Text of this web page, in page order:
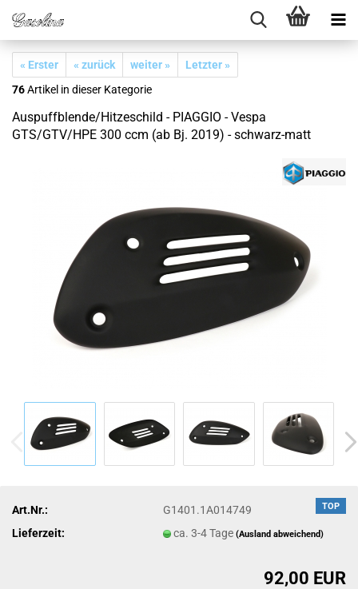
« Erster « zurück weiter »
Letzter »
76Artikel in dieser Kategorie
Auspuffblende/Hitzeschild - PIAGGIO - Vespa
GTS/GTV/HPE 300 ccm (ab Bj. 2019) - schwarz-matt
TOP
Art.Nr.:
G1401.1A014749
Lieferzeit:
ca. 3-4 Tage(Ausland abweichend)
92,00 EUR